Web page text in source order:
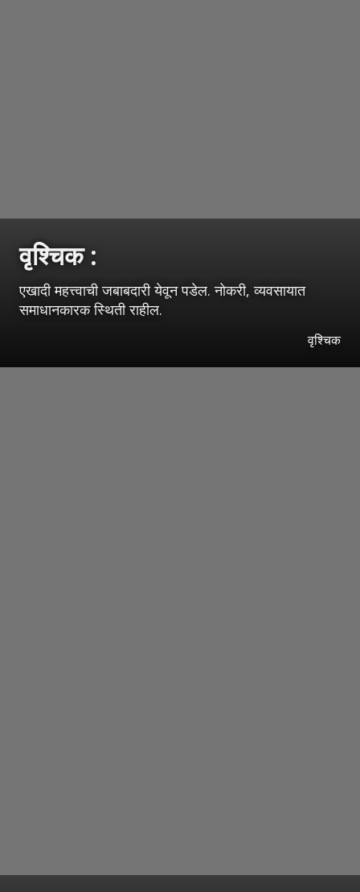
वृश्‍चिक :
एखादी महत्त्वाची जबाबदारी येवून पडेल. नोकरी, व्यवसायात
समाधानकारक स्थिती राहील.
वृश्‍चिक